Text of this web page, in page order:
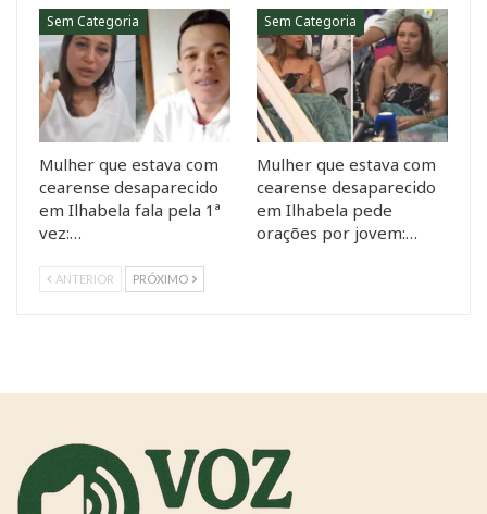
Sem Categoria
Mulher que estava com
cearense desaparecido
em Ilhabela fala pela 1ª
vez:…
Sem Categoria
Mulher que estava com
cearense desaparecido
em Ilhabela pede
orações por jovem:…
ANTERIOR PRÓXIMO